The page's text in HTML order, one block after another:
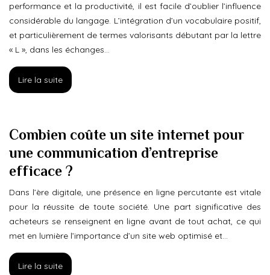
performance et la productivité, il est facile d’oublier l’influence
considérable du langage. L’intégration d’un vocabulaire positif,
et particulièrement de termes valorisants débutant par la lettre
« L », dans les échanges…
Lire la suite
Combien coûte un site internet pour
une communication d’entreprise
efficace ?
Dans l’ère digitale, une présence en ligne percutante est vitale
pour la réussite de toute société. Une part significative des
acheteurs se renseignent en ligne avant de tout achat, ce qui
met en lumière l’importance d’un site web optimisé et…
Lire la suite